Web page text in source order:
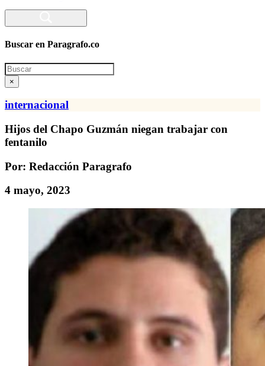
Buscar en Paragrafo.co
Search
×
internacional
Hijos del Chapo Guzmán niegan trabajar con
fentanilo
Por: Redacción Paragrafo
4 mayo, 2023